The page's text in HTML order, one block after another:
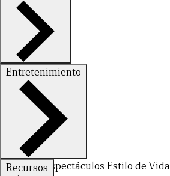
FinanzasOpinión
Entretenimiento
DeportesEspectáculos Estilo de Vida
Recursos
CERRAR